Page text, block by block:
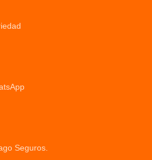
como mejillas, labio superior y
La depiladora facial eléctrica de
Seguros.